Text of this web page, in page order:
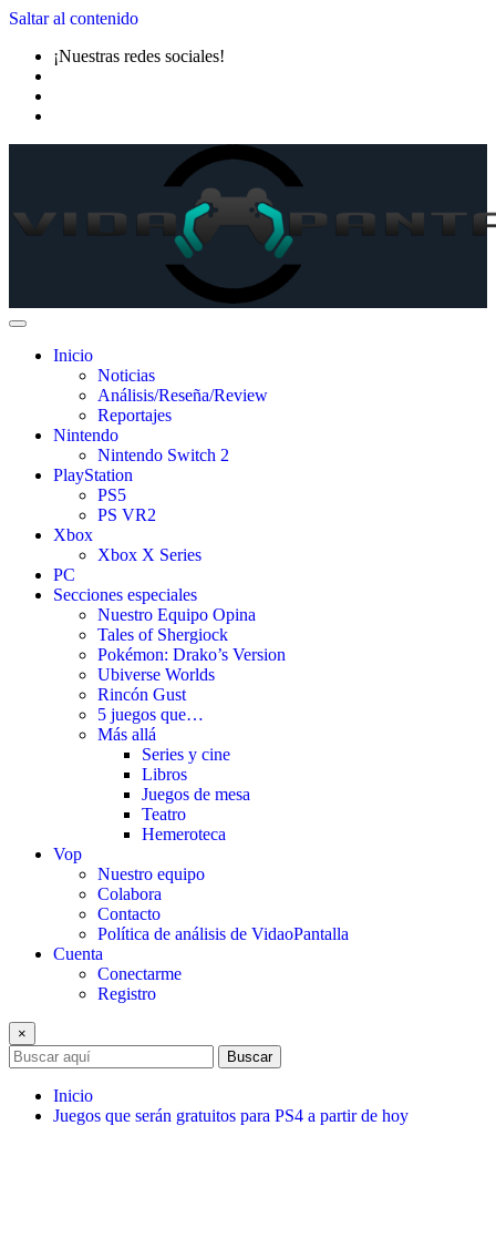
Saltar al contenido
¡Nuestras redes sociales!
Inicio
Noticias
Análisis/Reseña/Review
Reportajes
Nintendo
Nintendo Switch 2
PlayStation
PS5
PS VR2
Xbox
Xbox X Series
PC
Secciones especiales
Nuestro Equipo Opina
Tales of Shergiock
Pokémon: Drako’s Version
Ubiverse Worlds
Rincón Gust
5 juegos que…
Más allá
Series y cine
Libros
Juegos de mesa
Teatro
Hemeroteca
Vop
Nuestro equipo
Colabora
Contacto
Política de análisis de VidaoPantalla
Cuenta
Conectarme
Registro
×
Buscar
Inicio
Juegos que serán gratuitos para PS4 a partir de hoy